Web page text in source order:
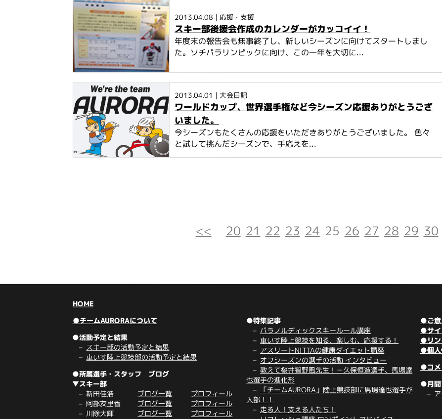
2013.04.08 | 応援・支援
スキー部後援会作成のカレンダーがカッコイイ！
年度末の報告会も無事終了し、新しいシーズンに向けてスタートしまし
た。ソチパラリンピックに向け、この一年を大切に...
2013.04.01 | 大会日記
ワールドカップ、世界選手権など今シーズン応援ありがとうござ
いました。
今シーズンもたくさんの応援をいただきありがとうございました。 色々
と試して挑んだシーズンで、手応えを...
<< 20 21 22 23 24 25 26 27 28 29 30
HOME
●チームAURORAについて
●活動予定と結果
スキー部の活動予定と結果
車いす陸上競技部の活動予定と結果
●所属選手・スタッフ ブログ
▼スキー部
新田佳浩 ブログ一覧 プロフィール
阿部友里香 ブログ一覧 プロフィール
川除大輝 ブログ一覧 プロフィール
●特集記事
パラノルディックスキールール講座
車いす陸上競技を知る、楽しむ、応援する！
アスリートNITTAの健康ダイエット講座
オフシーズンの選手の活動 インタビュー
教えて桜井智野風先生！－久保恒造選手、馬場達
也選手の進化形
「チームAURORA」陸上競技部に馬場達也選手が
入部！！
走る人！支える人たち！
●ご意
●サイ
●リン
●個人
●コメ
●月間